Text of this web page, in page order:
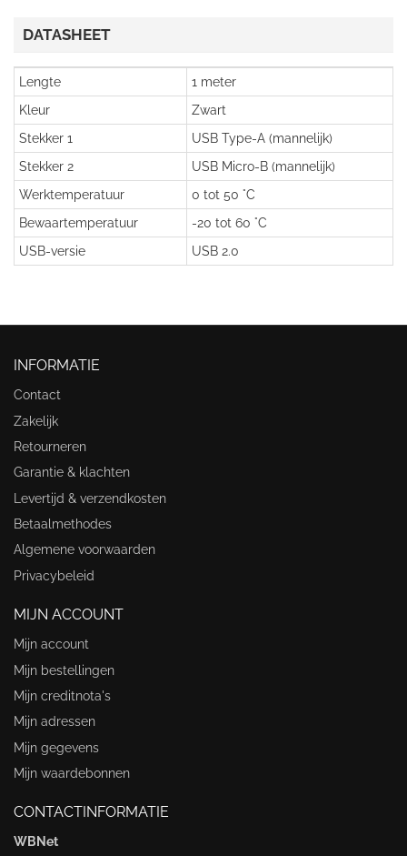
DATASHEET
Lengte
1 meter
Kleur
Zwart
Stekker 1
USB Type-A (mannelijk)
Stekker 2
USB Micro-B (mannelijk)
Werktemperatuur
0 tot 50 °C
Bewaartemperatuur
-20 tot 60 °C
USB-versie
USB 2.0
INFORMATIE
Contact
Zakelijk
Retourneren
Garantie & klachten
Levertijd & verzendkosten
Betaalmethodes
Algemene voorwaarden
Privacybeleid
MIJN ACCOUNT
Mijn account
Mijn bestellingen
Mijn creditnota's
Mijn adressen
Mijn gegevens
Mijn waardebonnen
CONTACTINFORMATIE
WBNet